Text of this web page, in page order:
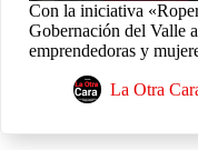
Con la iniciativa
Gobernación del Valle
emprendedoras y
La Otra